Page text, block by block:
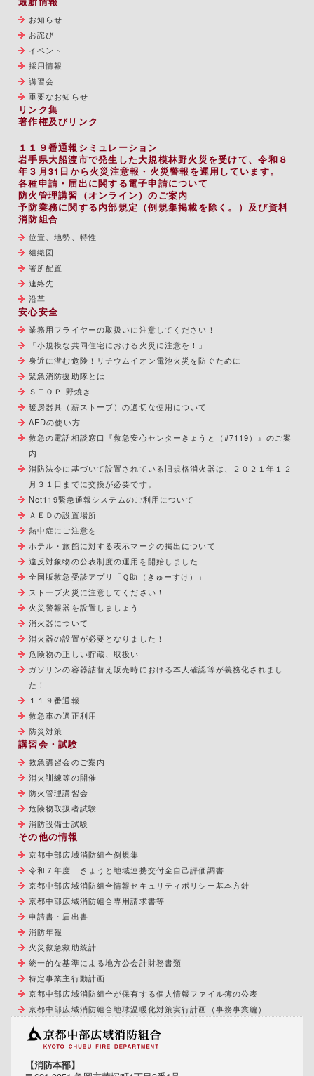
お知らせ
お詫び
イベント
採用情報
講習会
重要なお知らせ
リンク集
著作権及びリンク
１１９番通報シミュレーション
岩手県大船渡市で発生した大規模林野火災を受けて、令和８
年３月31日から火災注意報・火災警報を運用しています。
各種申請・届出に関する電子申請について
防火管理講習（オンライン）のご案内
予防業務に関する内部規定（例規集掲載を除く。）及び資料
消防組合
位置、地勢、特性
組織図
署所配置
連絡先
沿革
安心安全
業務用フライヤーの取扱いに注意してください！
「小規模な共同住宅における火災に注意を！」
身近に潜む危険！リチウムイオン電池火災を防ぐために
緊急消防援助隊とは
ＳＴＯＰ 野焼き
暖房器具（薪ストーブ）の適切な使用について
AEDの使い方
救急の電話相談窓口『救急安心センターきょうと（#7119）』のご案
内
消防法令に基づいて設置されている旧規格消火器は、２０２１年１２
月３１日までに交換が必要です。
Net119緊急通報システムのご利用について
ＡＥＤの設置場所
熱中症にご注意を
ホテル・旅館に対する表示マークの掲出について
違反対象物の公表制度の運用を開始しました
全国版救急受診アプリ「Ｑ助（きゅーすけ）」
ストーブ火災に注意してください！
火災警報器を設置しましょう
消火器について
消火器の設置が必要となりました！
危険物の正しい貯蔵、取扱い
ガソリンの容器詰替え販売時における本人確認等が義務化されまし
た！
１１９番通報
救急車の適正利用
防災対策
講習会・試験
救急講習会のご案内
消火訓練等の開催
防火管理講習会
危険物取扱者試験
消防設備士試験
その他の情報
京都中部広域消防組合例規集
令和７年度 きょうと地域連携交付金自己評価調書
京都中部広域消防組合情報セキュリティポリシー基本方針
京都中部広域消防組合専用請求書等
申請書・届出書
消防年報
火災救急救助統計
統一的な基準による地方公会計財務書類
特定事業主行動計画
京都中部広域消防組合が保有する個人情報ファイル簿の公表
京都中部広域消防組合地球温暖化対策実行計画（事務事業編）
【消防本部】